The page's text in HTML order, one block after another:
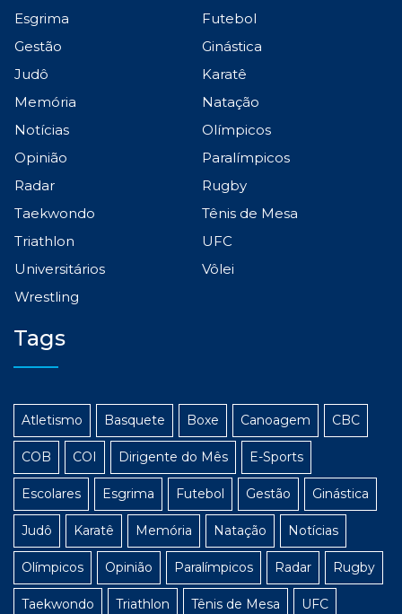
Esgrima
Futebol
Gestão
Ginástica
Judô
Karatê
Memória
Natação
Notícias
Olímpicos
Opinião
Paralímpicos
Radar
Rugby
Taekwondo
Tênis de Mesa
Triathlon
UFC
Universitários
Vôlei
Wrestling
Tags
Atletismo Basquete Boxe Canoagem CBC
COB COI Dirigente do Mês E-Sports
Escolares Esgrima Futebol Gestão Ginástica
Judô Karatê Memória Natação Notícias
Olímpicos Opinião Paralímpicos Radar Rugby
Taekwondo Triathlon Tênis de Mesa UFC